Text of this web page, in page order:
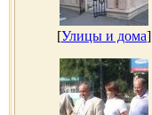
[Улицы и дома]